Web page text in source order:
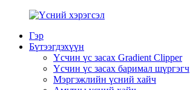
Гэр
Бүтээгдэхүүн
Үсчин үс засах Gradient Clipper
Үсчин үс засах баримал шүргэгч
Мэргэжлийн үсний хайч